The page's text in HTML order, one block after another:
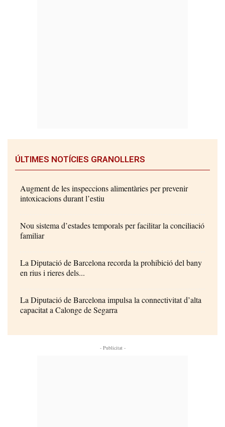
ÚLTIMES NOTÍCIES GRANOLLERS
Augment de les inspeccions alimentàries per prevenir
intoxicacions durant l’estiu
Nou sistema d’estades temporals per facilitar la conciliació
familiar
La Diputació de Barcelona recorda la prohibició del bany
en rius i rieres dels...
La Diputació de Barcelona impulsa la connectivitat d’alta
capacitat a Calonge de Segarra
- Publicitat -